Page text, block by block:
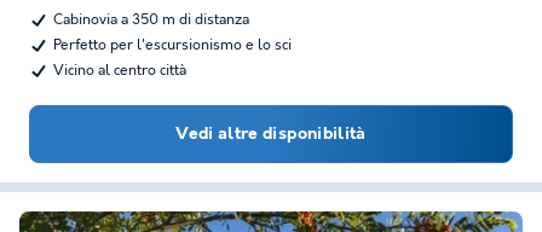
Cabinovia a 350 m di distanza
Perfetto per l'escursionismo e lo sci
Vicino al centro città
Vedi altre disponibilità